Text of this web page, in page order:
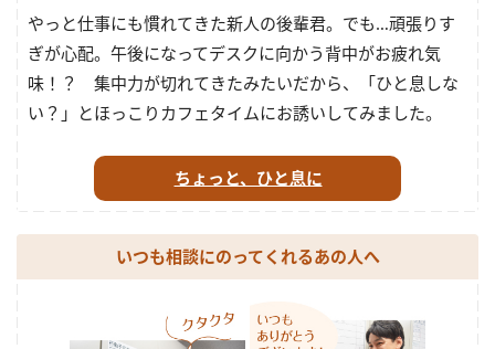
やっと仕事にも慣れてきた新人の後輩君。でも…頑張りす
ぎが心配。午後になってデスクに向かう背中がお疲れ気
味！？ 集中力が切れてきたみたいだから、「ひと息しな
い？」とほっこりカフェタイムにお誘いしてみました。
ちょっと、ひと息に
いつも相談にのってくれるあの人へ